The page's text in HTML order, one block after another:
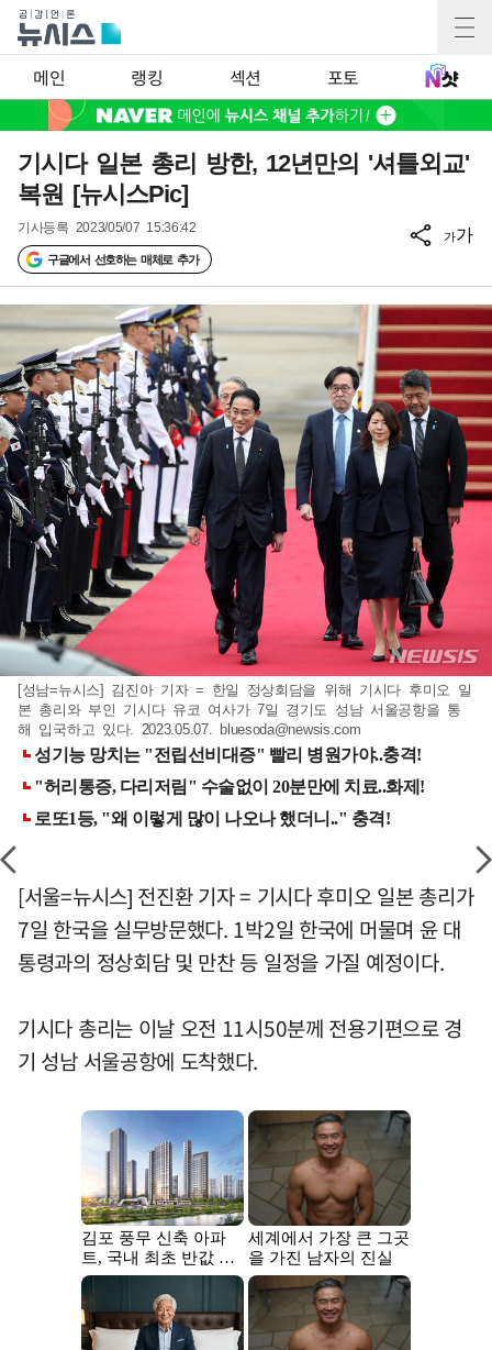
메인 랭킹 섹션 포토
기시다 일본 총리 방한, 12년만의 '셔틀외교'
복원 [뉴시스Pic]
기사등록 2023/05/07 15:36:42
구글에서 선호하는 매체로 추가
가가
[성남=뉴시스] 김진아 기자 = 한일 정상회담을 위해 기시다 후미오 일
본 총리와 부인 기시다 유코 여사가 7일 경기도 성남 서울공항을 통
해 입국하고 있다. 2023.05.07.
bluesoda@newsis.com
[서울=뉴시스] 전진환 기자 = 기시다 후미오 일본 총리가
7일 한국을 실무방문했다. 1박2일 한국에 머물며 윤 대
통령과의 정상회담 및 만찬 등 일정을 가질 예정이다.
기시다 총리는 이날 오전 11시50분께 전용기편으로 경
기 성남 서울공항에 도착했다.